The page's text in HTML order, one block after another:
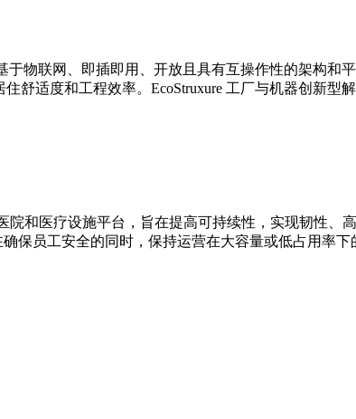
于物联网、即插即用、开放且具有互操作性的架构
舒适度和工程效率。EcoStruxure 工厂与机器创新
和医疗设施平台，旨在提高可持续性，实现韧性、
保员工安全的同时，保持运营在大容量或低占用率